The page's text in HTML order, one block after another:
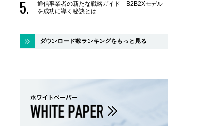
通信事業者の新たな戦略ガイド B2B2Xモデル
を成功に導く秘訣とは
ダウンロード数ランキングをもっと見る